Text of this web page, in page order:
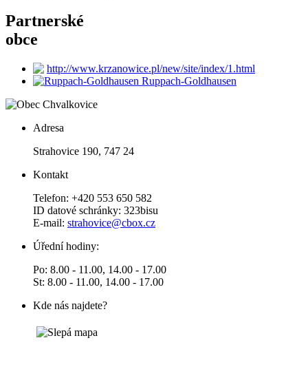
Partnerské
obce
http://www.krzanowice.pl/new/site/index/1.html
Ruppach-Goldhausen
Adresa
Strahovice 190, 747 24
Kontakt
Telefon: +420 553 650 582
ID datové schránky: 323bisu
E-mail: strahovice@cbox.cz
Úřední hodiny:
Po: 8.00 - 11.00, 14.00 - 17.00
St: 8.00 - 11.00, 14.00 - 17.00
Kde nás najdete?